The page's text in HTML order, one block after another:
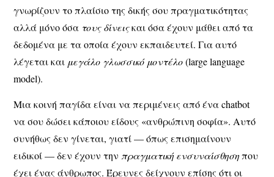
γνωρίζουν το πλαίσιο της δικής σου πραγματικότητας
αλλά μόνο όσα τους δίνειςκαι όσα έχουν μάθει από τα
δεδομένα με τα οποία έχουν εκπαιδευτεί. Για αυτό
λέγεται και μεγάλο γλωσσικό μοντέλο(large language
model).
Μια κοινή παγίδα είναι να περιμένεις από ένα chatbot
να σου δώσει κάποιου είδους «ανθρώπινη σοφία». Αυτό
συνήθως δεν γίνεται, γιατί — όπως επισημαίνουν
ειδικοί — δεν έχουν τηνπραγματική ενσυναίσθησηπου
έχει ένας άνθρωπος. Έρευνες δείχνουν επίσης ότι οι